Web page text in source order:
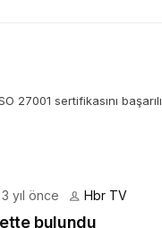
27001 sertifikasını başarılı
3 yıl önce Hbr TV
bulundu